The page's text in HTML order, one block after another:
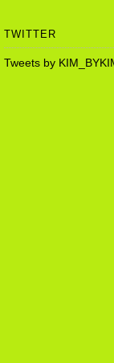
TWITTER
Tweets by